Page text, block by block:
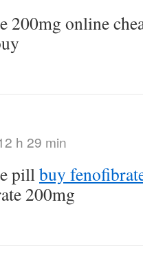
200mg online
h 29 min
pillbuy
200mg